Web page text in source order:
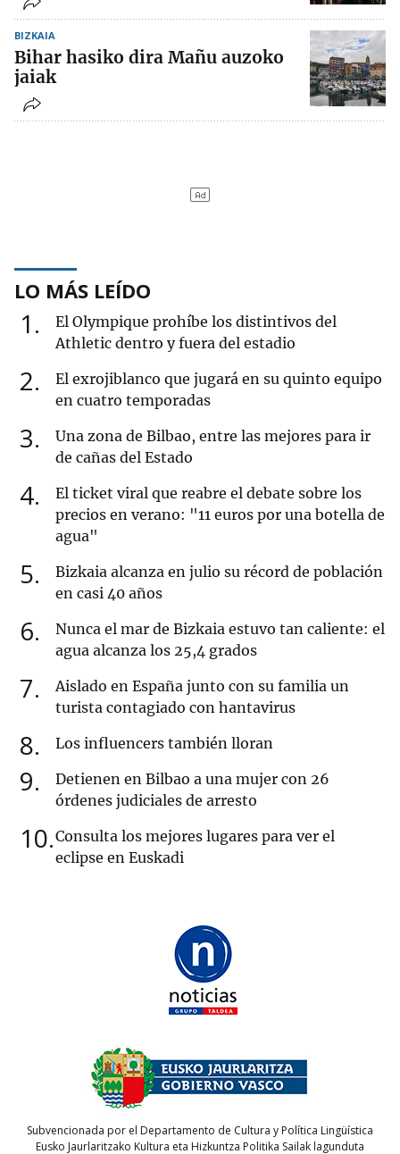
BIZKAIA
Bihar hasiko dira Mañu auzoko
jaiak
LO MÁS LEÍDO
1
El Olympique prohíbe los distintivos del
Athletic dentro y fuera del estadio
2
El exrojiblanco que jugará en su quinto equipo
en cuatro temporadas
3
Una zona de Bilbao, entre las mejores para ir
de cañas del Estado
4
El ticket viral que reabre el debate sobre los
precios en verano: "11 euros por una botella de
agua"
5
Bizkaia alcanza en julio su récord de población
en casi 40 años
6
Nunca el mar de Bizkaia estuvo tan caliente: el
agua alcanza los 25,4 grados
7
Aislado en España junto con su familia un
turista contagiado con hantavirus
8 Los influencers también lloran
9
Detienen en Bilbao a una mujer con 26
órdenes judiciales de arresto
10 Consulta los mejores lugares para ver el
eclipse en Euskadi
Subvencionada por el Departamento de Cultura y Política Lingüística
Eusko Jaurlaritzako Kultura eta Hizkuntza Politika Sailak lagunduta